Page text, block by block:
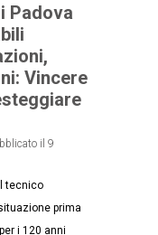
Padova
Vincere
il 9
tecnico
prima
i 120 anni